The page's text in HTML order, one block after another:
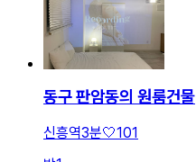
동구 판암동의 원룸건물
신흥역3분🤍101